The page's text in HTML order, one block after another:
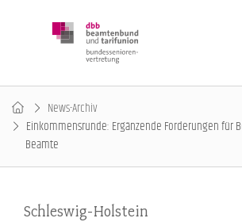
News-Archiv
Einkommensrunde: Ergänzende Forderungen für
Beamte
Schleswig-Holstein